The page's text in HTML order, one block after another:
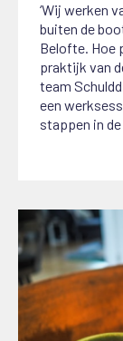
‘Wij werken
buiten de
Belofte. Hoe
praktijk van
team
een
stappen in